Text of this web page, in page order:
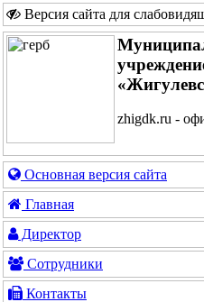
Версия сайта для
zhigdk.ru -
Основная версия сайта
Главная
Директор
Сотрудники
Контакты